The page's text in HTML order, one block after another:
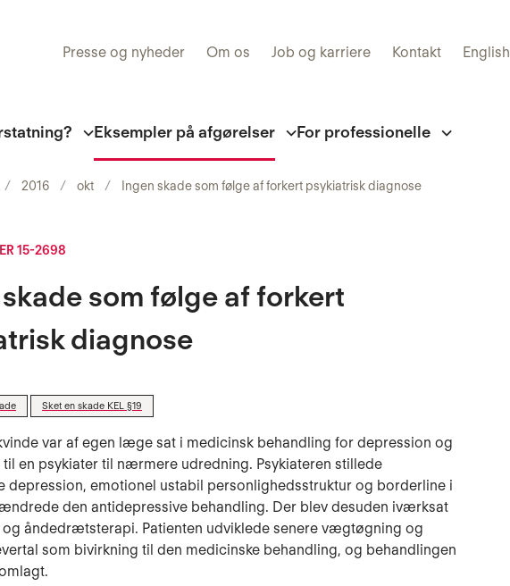
Presse og nyheder Om os Job og karriere Kontakt English
Eksempler på afgørelser For professionelle
2016 okt Ingen skade som følge af forkert psykiatrisk diagnose
15-2698
som følge af forkert
diagnose
Sket en skade KEL §19
var af egen læge sat i medicinsk behandling for depression og
til en psykiater til nærmere udredning. Psykiateren stillede
depression, emotionel ustabil personlighedsstruktur og borderline i
den antidepressive behandling. Der blev desuden iværksat
og åndedrætsterapi. Patienten udviklede senere vægtøgning og
som bivirkning til den medicinske behandling, og behandlingen